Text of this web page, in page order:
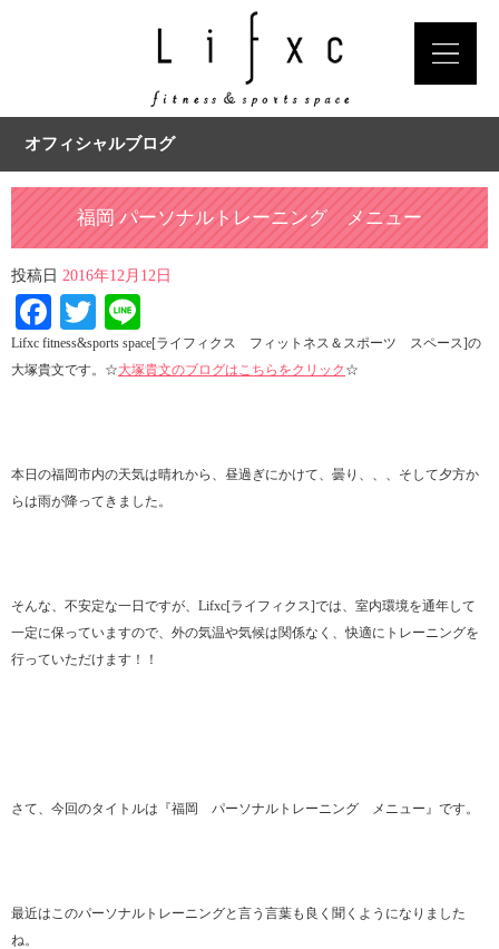
オフィシャルブログ
福岡 パーソナルトレーニング メニュー
投稿日 2016年12月12日
Facebook
Twitter
Lifxc fitness&sports space[ライフィクス フィットネス＆スポーツ スペース]の
大塚貴文です。☆大塚貴文のブログはこちらをクリック ☆
本日の福岡市内の天気は晴れから、昼過ぎにかけて、曇り、、、そして夕方か
らは雨が降ってきました。
そんな、不安定な一日ですが、Lifxc[ライフィクス]では、室内環境を通年して
一定に保っていますので、外の気温や気候は関係なく、快適にトレーニングを
行っていただけます！！
さて、今回のタイトルは『福岡 パーソナルトレーニング メニュー』です。
最近はこのパーソナルトレーニングと言う言葉も良く聞くようになりました
ね。